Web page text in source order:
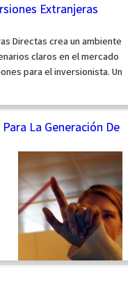
Extranjeras
Directas crea un ambiente
claros en el mercado
para el inversionista. Un
La Generación De